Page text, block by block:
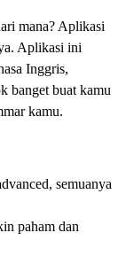
mana? Aplikasi
Aplikasi ini
Inggris,
banget buat kamu
kamu.
semuanya
paham dan